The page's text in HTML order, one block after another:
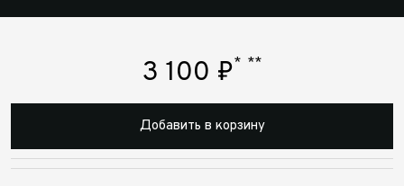
3 100 ₽* **
Добавить в корзину